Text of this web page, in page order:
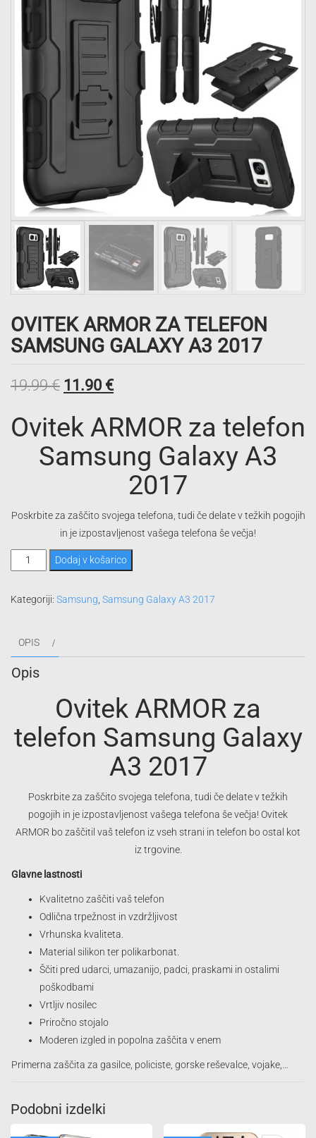
OVITEK ARMOR ZA TELEFON
SAMSUNG GALAXY A3 2017
19.99€ Izvirna
cena
je
bila:
11.90 €Trenutna
je:
11.90 €.
Ovitek ARMOR za telefon
Samsung Galaxy A3
2017
Poskrbite za zaščito svojega telefona, tudi če delate v težkih pogojih
in je izpostavljenost vašega telefona še večja!
Ovitek
ARMOR
Galaxy
2017
Dodaj v košarico
Kategoriji: Samsung Samsung Galaxy A3 2017
OPIS
Opis
Ovitek ARMOR za
telefon Samsung Galaxy
A3 2017
Poskrbite za zaščito svojega telefona, tudi če delate v težkih
pogojih in je izpostavljenost vašega telefona še večja! Ovitek
ARMOR bo zaščitil vaš telefon iz vseh strani in telefon bo ostal kot
iz trgovine.
Glavne lastnosti
Kvalitetno zaščiti vaš telefon
Odlična trpežnost in vzdržljivost
Vrhunska kvaliteta.
Material silikon ter polikarbonat.
Ščiti pred udarci, umazanijo, padci, praskami in ostalimi
poškodbami
Vrtljiv nosilec
Priročno stojalo
Moderen izgled in popolna zaščita v enem
Primerna zaščita za gasilce, policiste, gorske reševalce, vojake,…
Podobni izdelki